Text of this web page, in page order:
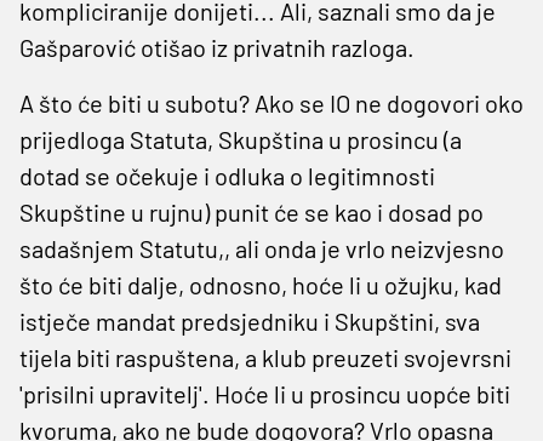
kompliciranije donijeti... Ali, saznali smo da je
Gašparović otišao iz privatnih razloga.
A što će biti u subotu? Ako se IO ne dogovori oko
prijedloga Statuta, Skupština u prosincu (a
dotad se očekuje i odluka o legitimnosti
Skupštine u rujnu) punit će se kao i dosad po
sadašnjem Statutu,, ali onda je vrlo neizvjesno
što će biti dalje, odnosno, hoće li u ožujku, kad
istječe mandat predsjedniku i Skupštini, sva
tijela biti raspuštena, a klub preuzeti svojevrsni
'prisilni upravitelj'. Hoće li u prosincu uopće biti
kvoruma, ako ne bude dogovora? Vrlo opasna